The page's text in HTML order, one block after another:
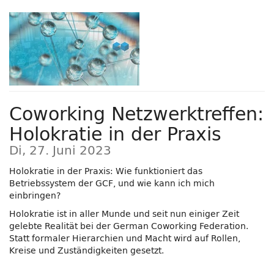
Zum
Haupt-
Inhalt
springen
Coworking Netzwerktreffen:
Holokratie in der Praxis
Di, 27. Juni 2023
Holokratie in der Praxis: Wie funktioniert das
Betriebssystem der GCF, und wie kann ich mich
einbringen?
Holokratie ist in aller Munde und seit nun einiger Zeit
gelebte Realität bei der German Coworking Federation.
Statt formaler Hierarchien und Macht wird auf Rollen,
Kreise und Zuständigkeiten gesetzt.